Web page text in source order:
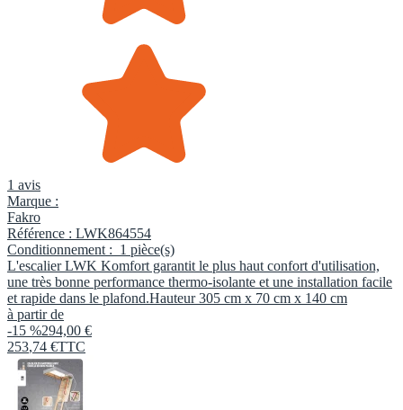
1 avis
Marque :
Fakro
Référence : LWK864554
Conditionnement : 1 pièce(s)
L'escalier LWK Komfort garantit le plus haut confort d'utilisation,
une très bonne performance thermo-isolante et une installation facile
et rapide dans le plafond.Hauteur 305 cm x 70 cm x 140 cm
à partir de
-15 %294,00 €
253,74 €TTC